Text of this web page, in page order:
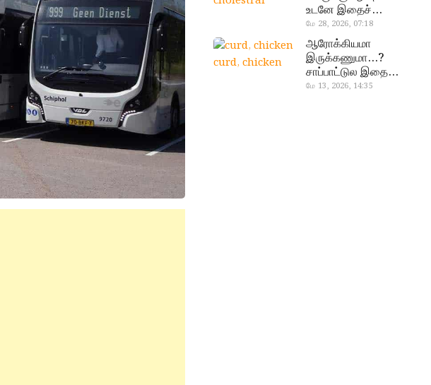
pasalaikeerai
உடனே இதைச்
செய்யுங்க!
மே 28, 2026, 07:18
curd, chicken
ஆரோக்கியமா
இருக்கணுமா…?
சாப்பாட்டுல இதை
எல்லாம்
மே 13, 2026, 14:35